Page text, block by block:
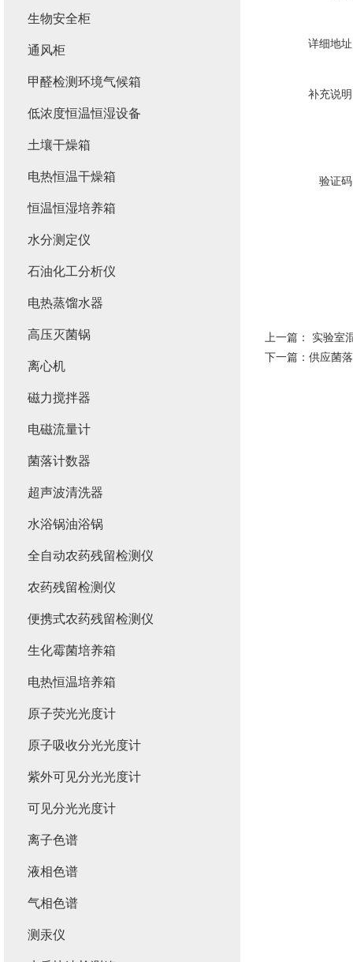
详细地
补充说
验证
上一篇： 实验室
下一篇： 供应菌
生物安全柜
通风柜
甲醛检测环境气候箱
低浓度恒温恒湿设备
土壤干燥箱
电热恒温干燥箱
恒温恒湿培养箱
水分测定仪
石油化工分析仪
电热蒸馏水器
高压灭菌锅
离心机
磁力搅拌器
电磁流量计
菌落计数器
超声波清洗器
水浴锅油浴锅
全自动农药残留检测仪
农药残留检测仪
便携式农药残留检测仪
生化霉菌培养箱
电热恒温培养箱
原子荧光光度计
原子吸收分光光度计
紫外可见分光光度计
可见分光光度计
离子色谱
液相色谱
气相色谱
测汞仪